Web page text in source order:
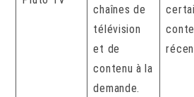
chaînes de
télévision
et de
contenu à la
demande.